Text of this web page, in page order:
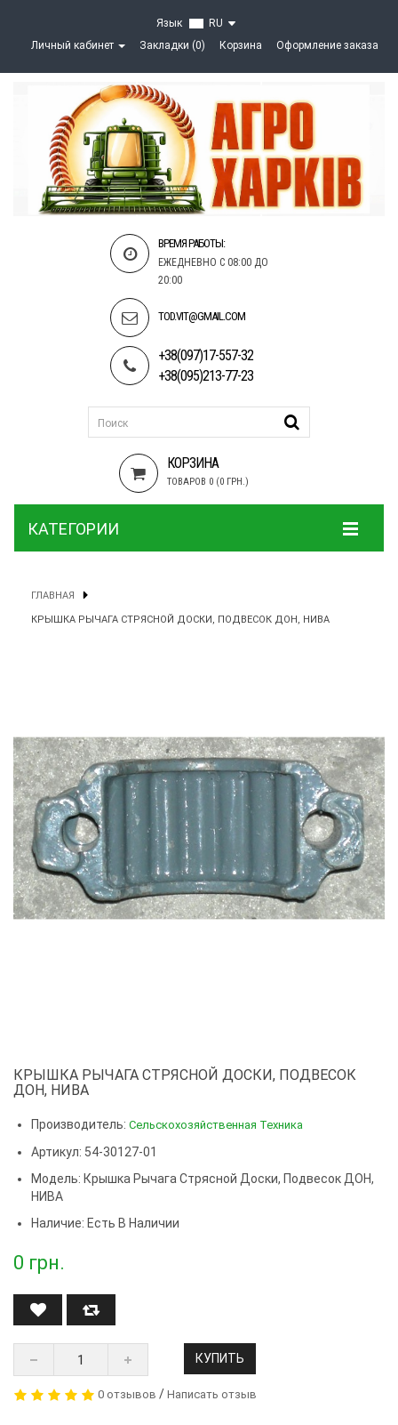
Язык
RU
Личный кабинет
Закладки (0) Корзина Оформление заказа
ВРЕМЯ РАБОТЫ:
ЕЖЕДНЕВНО С 08:00 ДО
20:00
TOD.VIT@GMAIL.COM
+38(097)17-557-32
+38(095)213-77-23
КОРЗИНА
ТОВАРОВ 0 (0 ГРН.)
КАТЕГОРИИ
ГЛАВНАЯ
КРЫШКА РЫЧАГА СТРЯСНОЙ ДОСКИ, ПОДВЕСОК ДОН, НИВА
КРЫШКА РЫЧАГА СТРЯСНОЙ ДОСКИ, ПОДВЕСОК
ДОН, НИВА
Производитель: Сельскохозяйственная Техника
Артикул: 54-30127-01
Модель: Крышка Рычага Стрясной Доски, Подвесок ДОН,
НИВА
Наличие: Есть В Наличии
0 грн.
КУПИТЬ
0 отзывов / Написать отзыв